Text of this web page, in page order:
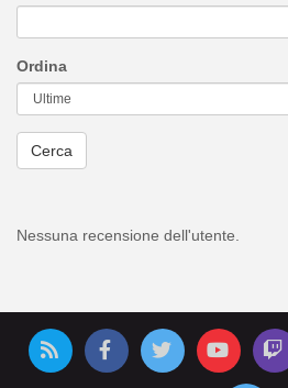
Ordina
Cerca
Nessuna recensione dell'utente.